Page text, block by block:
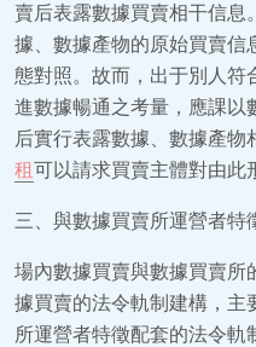
賣后表露數據買賣相干信息
據、數據產物的原始買賣信
態對照。故而，出于別人符
進數據暢通之考量，應課以
后實行表露數據、數據產物
租可以請求買賣主體對由此
三、與數據買賣所運營者特
場內數據買賣與數據買賣所
據買賣的法令軌制建構，主
所運營者特徵配套的法令軌